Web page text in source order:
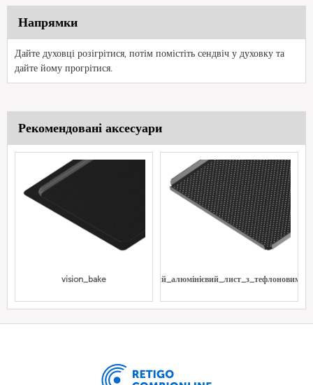
Напрямки
Дайте духовці розігрітися, потім помістіть сендвіч у духовку та
дайте йому прогрітися.
Рекомендовані аксесуари
vision_bake